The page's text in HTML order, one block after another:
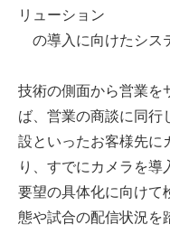
リューション
の導入に向けたシス
技術の側面から営業を
ば、営業の商談に同行
設といったお客様先に
り、すでにカメラを
要望の具体化に向けて
態や試合の配信状況を